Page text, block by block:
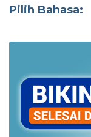
Pilih Bahasa: